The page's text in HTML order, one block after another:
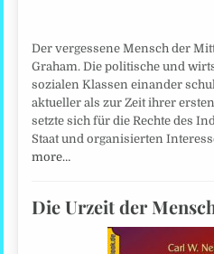
Der vergessene Mensch der
Graham. Die politische und
sozialen Klassen einander
aktueller als zur Zeit ihrer
setzte sich für die Rechte des
Staat und organisierten
more…
Die Urzeit der